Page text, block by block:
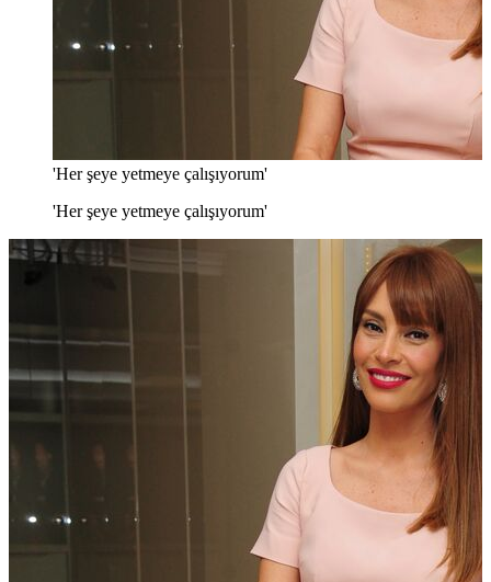
'Her şeye yetmeye çalışıyorum'
'Her şeye yetmeye çalışıyorum'